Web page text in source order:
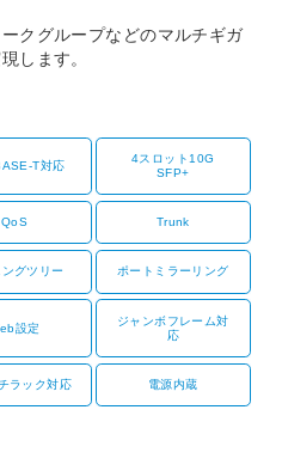
クグループなどのマルチギガ
します。
T対応
4スロット10G
SFP+
QoS Trunk
グツリー ポートミラーリング
設定
ジャンボフレーム対
応
ラック対応 電源内蔵